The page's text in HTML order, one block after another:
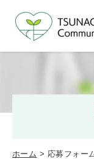
ホーム 応募フォー